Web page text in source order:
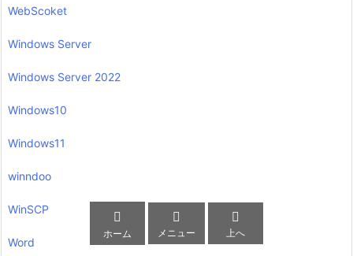
WebScoket
Windows Server
Windows Server 2022
Windows10
Windows11
winndoo
WinSCP
Word

ホーム

メニュー

上へ